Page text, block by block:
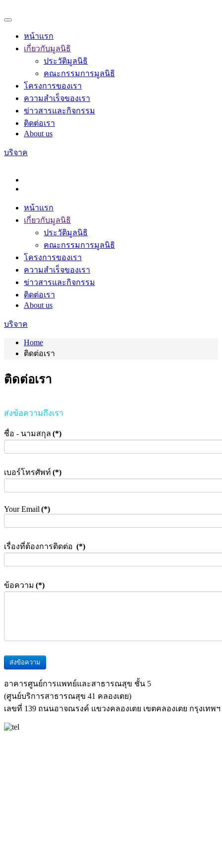
หน้าแรก
เกี่ยวกับมูลนิธิ
ประวัติมูลนิธิ
คณะกรรมการมูลนิธิ
โครงการของเรา
ความสำเร็จของเรา
ข่าวสารและกิจกรรม
ติดต่อเรา
About us
บริจาค
หน้าแรก
เกี่ยวกับมูลนิธิ
ประวัติมูลนิธิ
คณะกรรมการมูลนิธิ
โครงการของเรา
ความสำเร็จของเรา
ข่าวสารและกิจกรรม
ติดต่อเรา
About us
บริจาค
Home
ติดต่อเรา
ติดต่อเรา
ส่งข้อความถึงเรา
ชื่อ - นามสกุล (*)
เบอร์โทรศัพท์ (*)
Your Email (*)
เรื่องที่ต้องการติดต่อ (*)
ข้อความ (*)
ส่งข้อความ
อาคารศูนย์การแพทย์และสาธารณสุข ชั้น 5
(ศูนย์บริการสาธารณสุข 41 คลองเตย)
เลขที่ 139 ถนนอาจณรงค์ แขวงคลองเตย เขตคลองเตย กรุงเทพฯ